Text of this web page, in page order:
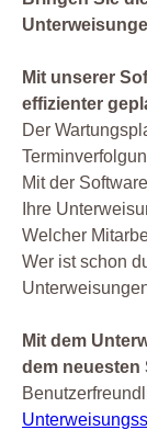
Mit unserer
effizienter
Der
Mit der
Ihre
Welcher
Wer ist schon
Mit dem
dem neuesten